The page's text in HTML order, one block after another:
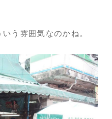
う雰囲気なのかね。